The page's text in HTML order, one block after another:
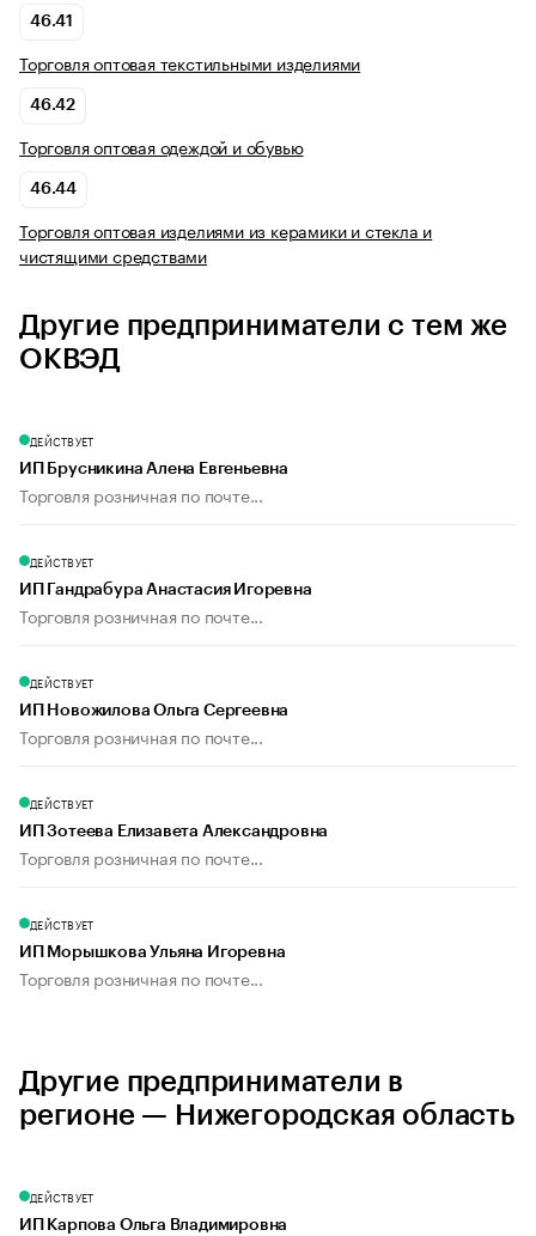
46.41
Торговля оптовая текстильными изделиями
46.42
Торговля оптовая одеждой и обувью
46.44
Торговля оптовая изделиями из керамики и стекла и
чистящими средствами
Другие предприниматели с тем же
ОКВЭД
ДЕЙСТВУЕТ
ИП Брусникина Алена Евгеньевна
Торговля розничная по почте...
ДЕЙСТВУЕТ
ИП Гандрабура Анастасия Игоревна
Торговля розничная по почте...
ДЕЙСТВУЕТ
ИП Новожилова Ольга Сергеевна
Торговля розничная по почте...
ДЕЙСТВУЕТ
ИП Зотеева Елизавета Александровна
Торговля розничная по почте...
ДЕЙСТВУЕТ
ИП Морышкова Ульяна Игоревна
Торговля розничная по почте...
Другие предприниматели в
регионе — Нижегородская область
ДЕЙСТВУЕТ
ИП Карпова Ольга Владимировна